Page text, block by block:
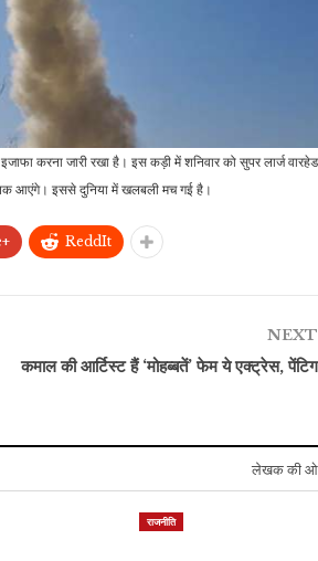
करना जारी रखा है। इस कड़ी में शनिवार को सुपर लार्ज
तक आएंगे। इससे दुनिया में खलबली मच गई है।
ReddIt
कमाल की आर्टिस्ट हैं ‘मोहब्बतें’ फेम ये एक्ट्रेस,
लेखक की
राजनीति
कीमत में एंट्री मारने जा रहा है ये
इंटरव्यू में एंग्जायटी से ऐसे करें
डील, सामने वाला भी नहीं…